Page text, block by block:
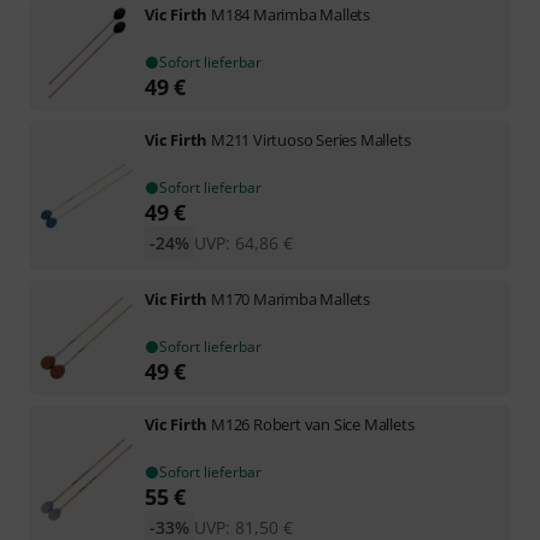
Vic Firth M184 Marimba Mallets
Sofort lieferbar
49€
Vic Firth M211 Virtuoso Series Mallets
Sofort lieferbar
49€
UVP: 64,86 €
-24%
Vic Firth M170 Marimba Mallets
Sofort lieferbar
49€
Vic Firth M126 Robert van Sice Mallets
Sofort lieferbar
55€
UVP: 81,50 €
-33%